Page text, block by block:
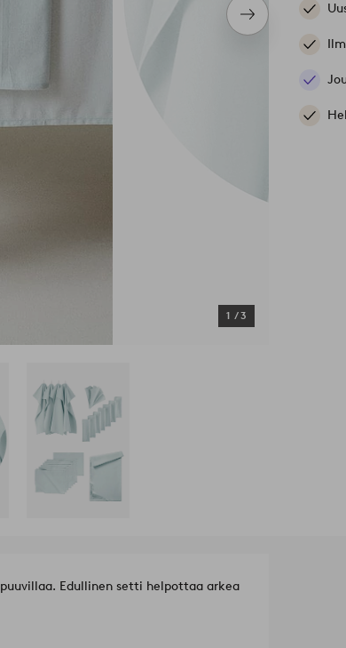
Seuraava
tuote
1 /3
Edullinen setti helpottaa arkea